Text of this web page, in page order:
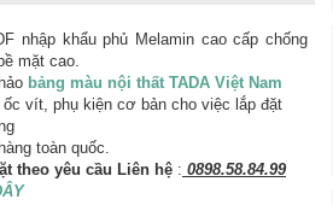
nhập khẩu phủ Melamin cao cấp chống
mặt cao.
bảng màu nội thất TADA Việt Nam
ốc vít, phụ kiện cơ bản cho việc lắp đặt
toàn quốc.
theo yêu cầu Liên hệ : 0898.58.84.99